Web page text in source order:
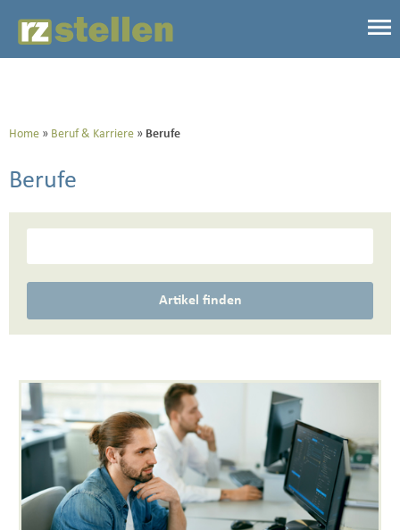
Home Beruf & Karriere Berufe
Berufe
Artikel finden